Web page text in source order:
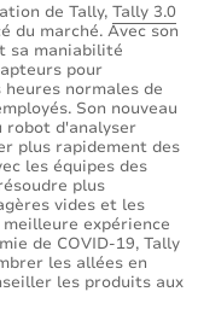
de Tally, Tally 3.0
du marché. Avec son
sa maniabilité
pour
normales de
Son nouveau
robot d'analyser
plus rapidement des
les équipes des
plus
vides et les
expérience
de COVID-19, Tally
les allées en
les produits aux